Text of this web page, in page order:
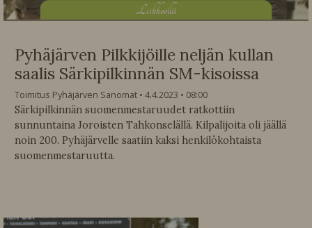
Liikkeellä
Pyhäjärven Pilkkijöille neljän kullan
saalis Särkipilkinnän SM-kisoissa
Toimitus Pyhäjärven Sanomat 4.4.2023
08:00
Särkipilkinnän suomenmestaruudet ratkottiin
sunnuntaina Joroisten Tahkonselällä. Kilpalijoita oli jäällä
noin 200. Pyhäjärvelle saatiin kaksi henkilökohtaista
suomenmestaruutta.